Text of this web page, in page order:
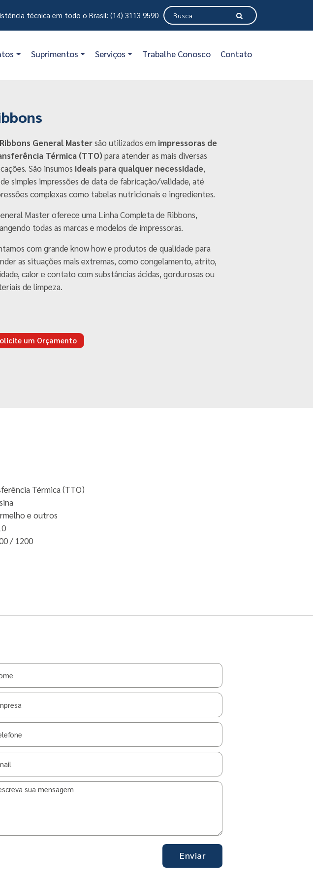
técnica em todo o Brasil: (14) 3113 9590
Suprimentos Serviços Trabalhe Conosco Contato
Ribbons General Mastersão utilizados em impressoras de
Térmica (TTO) para atender as mais diversas
São insumos ideais para qualquer necessidade,
simples impressões de data de fabricação/validade, até
complexas como tabelas nutricionais e ingredientes.
Master oferece uma Linha Completa de Ribbons,
todas as marcas e modelos de impressoras.
com grande know how e produtos de qualidade para
as situações mais extremas, como congelamento, atrito,
calor e contato com substâncias ácidas, gordurosas ou
de limpeza.
um Orçamento
Térmica (TTO)
e outros
/ 1200
Enviar